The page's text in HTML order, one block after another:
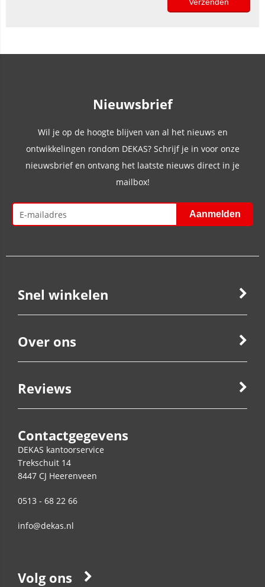
Nieuwsbrief
Wil je op de hoogte blijven van al het nieuws en
ontwikkelingen rondom DEKAS? Schrijf je in voor onze
nieuwsbrief en ontvang het laatste nieuws direct in je
mailbox!
Snel winkelen
Over ons
Reviews
Contactgegevens
DEKAS kantoorservice
Trekschuit 14
8447 CJ Heerenveen
0513 - 68 22 66
info@dekas.nl
Volg ons